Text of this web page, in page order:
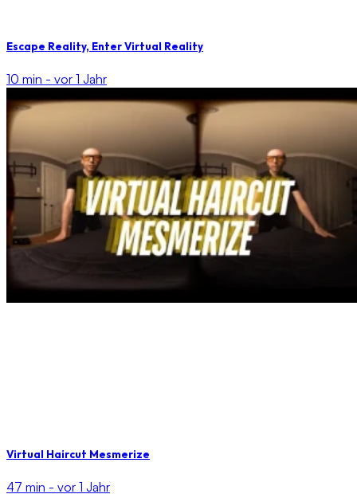
Escape Reality, Enter Virtual Reality
10 min - vor 1 Jahr
Virtual Haircut Mesmerize
47 min - vor 1 Jahr